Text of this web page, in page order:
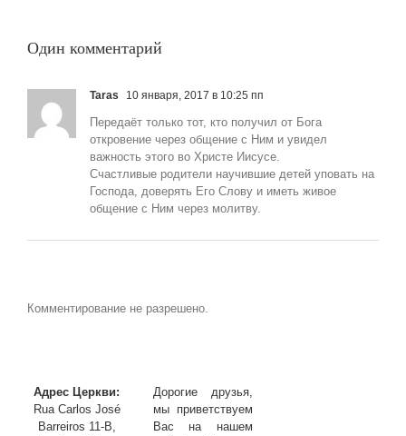
превозносится»
Один комментарий
Taras 10 января, 2017 в 10:25 пп
Передаёт только тот, кто получил от Бога
откровение через общение с Ним и увидел
важность этого во Христе Иисусе.
Счастливые родители научившие детей уповать на
Господа, доверять Его Слову и иметь живое
общение с Ним через молитву.
Комментирование не разрешено.
Адрес Церкви:
Rua Carlos José
Barreiros 11-B,
Дорогие друзья,
мы приветствуем
Вас на нашем